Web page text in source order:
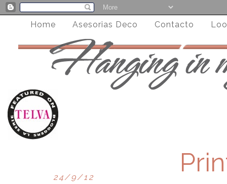
Home Asesorias Deco Contacto
24/9/12